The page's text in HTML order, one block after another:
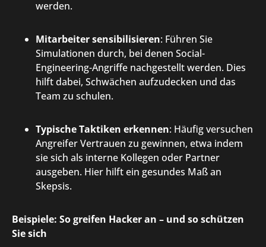
werden.
Mitarbeiter sensibilisieren: Führen Sie
Simulationen durch, bei denen Social-
Engineering-Angriffe nachgestellt werden. Dies
hilft dabei, Schwächen aufzudecken und das
Team zu schulen.
Typische Taktiken erkennen: Häufig versuchen
Angreifer Vertrauen zu gewinnen, etwa indem
sie sich als interne Kollegen oder Partner
ausgeben. Hier hilft ein gesundes Maß an
Skepsis.
Beispiele: So greifen Hacker an – und so schützen
Sie sich